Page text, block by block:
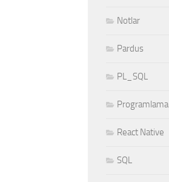
Notlar
Pardus
PL_SQL
Programlama
React Native
SQL